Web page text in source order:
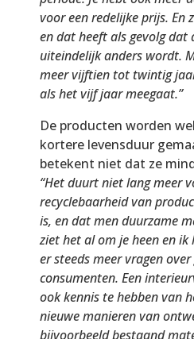
voor een redelijke prijs. En
en dat heeft als gevolg dat
uiteindelijk anders wordt.
meer vijftien tot twintig
als het vijf jaar meegaat.”
De producten worden
kortere levensduur
betekent niet dat ze
“Het duurt niet lang meer
recyclebaarheid van
is, en dat men duurzame
ziet het al om je heen en
er steeds meer vragen
consumenten. Een
ook kennis te hebben van
nieuwe manieren van
bijvoorbeeld bestaand